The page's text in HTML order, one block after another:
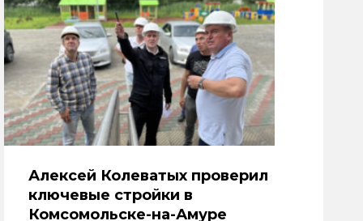
Алексей Колеватых проверил
ключевые стройки в
Комсомольске-на-Амуре